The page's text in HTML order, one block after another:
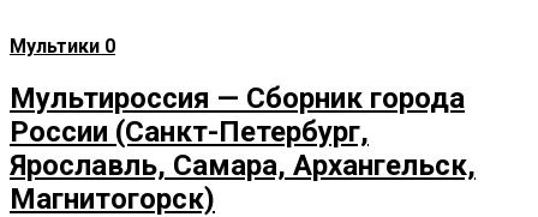
Мультики 0
Мультироссия — Сборник города
России (Санкт-Петербург,
Ярославль, Самара, Архангельск,
Магнитогорск)